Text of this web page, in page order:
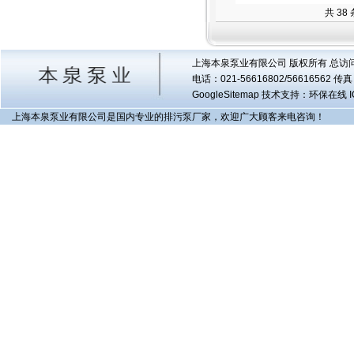
共 38
上海本泉泵业有限公司 版权所有 总访
电话：021-56616802/56616562 传
GoogleSitemap技术支持：环保在线
上海本泉泵业有限公司是国内专业的排污泵厂家，欢迎广大顾客来电咨询！